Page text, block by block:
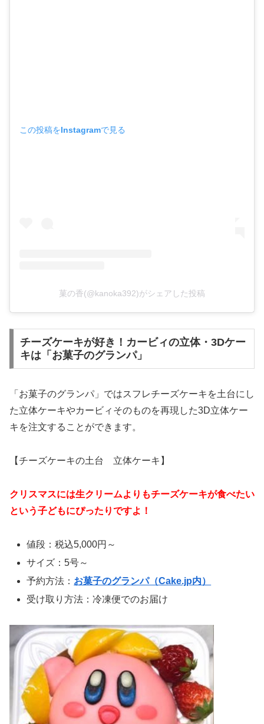
この投稿をInstagramで見る
菓の香(@kanoka392)がシェアした投稿
チーズケーキが好き！カービィの立体・3Dケー
キは「お菓子のグランパ」
「お菓子のグランパ」ではスフレチーズケーキを土台にし
た立体ケーキやカービィそのものを再現した3D立体ケー
キを注文することができます。
【チーズケーキの土台 立体ケーキ】
クリスマスには生クリームよりもチーズケーキが食べたい
という子どもにぴったりですよ！
値段：税込5,000円～
サイズ：5号～
予約方法： お菓子のグランパ（Cake.jp内）
受け取り方法：冷凍便でのお届け